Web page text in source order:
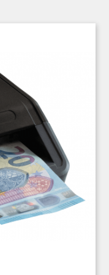
le
des
fonctionnel, et
de
billets et les
les
est nécessaire.
côté de la